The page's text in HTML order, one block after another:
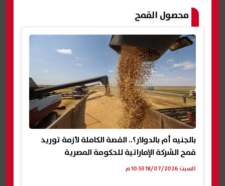
محصول القمح
بالجنيه أم بالدولار؟.. القصة الكاملة لأزمة توريد
قمح الشركة الإماراتية للحكومة المصرية
السبت 18/07/2026 10:53 م